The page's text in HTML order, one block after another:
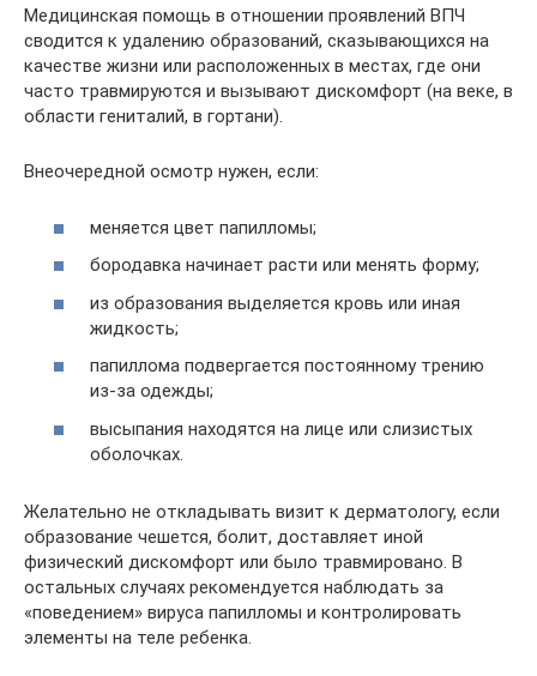
Медицинская помощь в отношении проявлений ВПЧ
сводится к удалению образований, сказывающихся на
качестве жизни или расположенных в местах, где они
часто травмируются и вызывают дискомфорт (на веке, в
области гениталий, в гортани).
Внеочередной осмотр нужен, если:
меняется цвет папилломы;
бородавка начинает расти или менять форму;
из образования выделяется кровь или иная
жидкость;
папиллома подвергается постоянному трению
из-за одежды;
высыпания находятся на лице или слизистых
оболочках.
Желательно не откладывать визит к дерматологу, если
образование чешется, болит, доставляет иной
физический дискомфорт или было травмировано. В
остальных случаях рекомендуется наблюдать за
«поведением» вируса папилломы и контролировать
элементы на теле ребенка.